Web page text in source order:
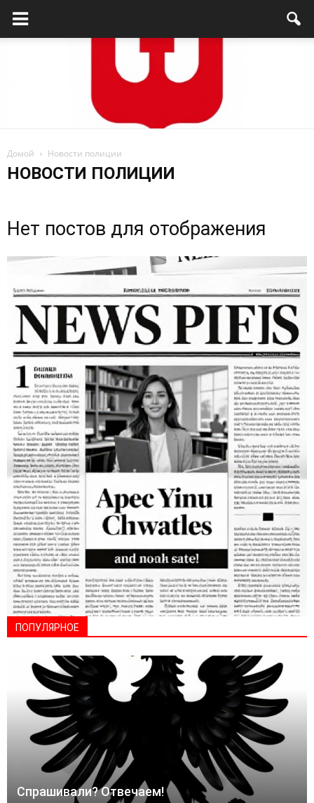
проспект
Официальный
сайт
газеты
Домой Новости полиции
НОВОСТИ ПОЛИЦИИ
Нет постов для отображения
ПОПУЛЯРНОЕ
Спрашивали? Отвечаем!